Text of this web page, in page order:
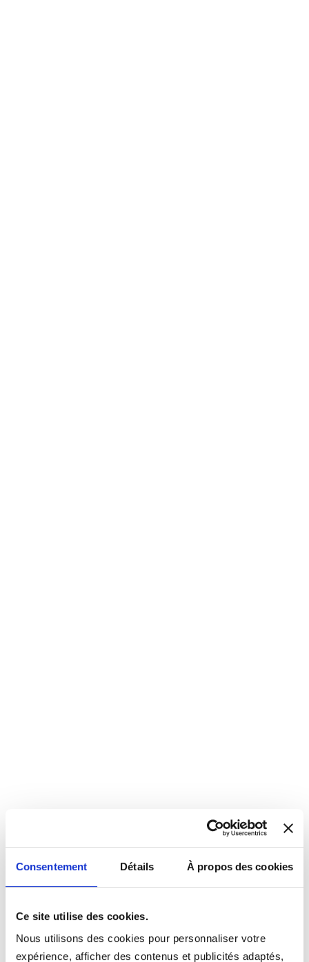
Consentement Détails À propos des cookies
Ce site utilise des cookies.
Nous utilisons des cookies pour personnaliser votre
expérience, afficher des contenus et publicités adaptés,